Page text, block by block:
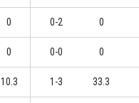
0 0-2 0
0 0-0 0
10.3 1-3 33.3